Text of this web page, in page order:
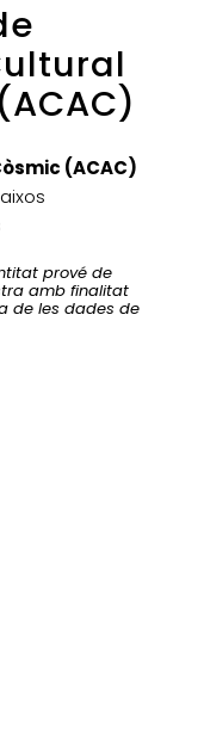
(ACAC)
prové de
amb finalitat
de les dades de